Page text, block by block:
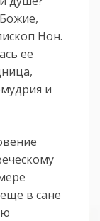
Нон.
ее
и
в сане